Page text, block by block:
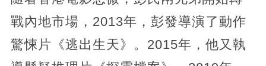
戰內地市場，2013年，彭發導演了動作
驚悚片《逃出生天》。2015年，他又執